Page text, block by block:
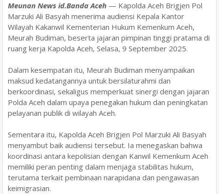
Meunan News id.Banda Aceh — Kapolda Aceh Brigjen Pol
Marzuki Ali Basyah menerima audiensi Kepala Kantor
Wilayah Kakanwil Kementerian Hukum Kemenkum Aceh,
Meurah Budiman, beserta jajaran pimpinan tinggi pratama di
ruang kerja Kapolda Aceh, Selasa, 9 September 2025.
Dalam kesempatan itu, Meurah Budiman menyampaikan
maksud kedatangannya untuk bersilaturahmi dan
berkoordinasi, sekaligus memperkuat sinergi dengan jajaran
Polda Aceh dalam upaya penegakan hukum dan peningkatan
pelayanan publik di wilayah Aceh.
Sementara itu, Kapolda Aceh Brigjen Pol Marzuki Ali Basyah
menyambut baik audiensi tersebut. Ia menegaskan bahwa
koordinasi antara kepolisian dengan Kanwil Kemenkum Aceh
memiliki peran penting dalam menjaga stabilitas hukum,
terutama terkait pembinaan narapidana dan pengawasan
keimigrasian.